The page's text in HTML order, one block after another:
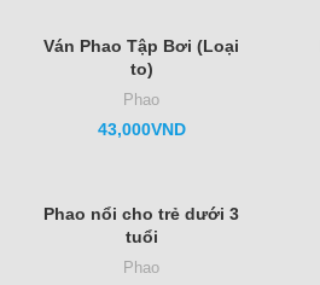
Ván Phao Tập Bơi (Loại
to)
Phao
43,000VND
Phao nổi cho trẻ dưới 3
tuổi
Phao